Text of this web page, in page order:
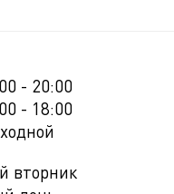
- 20:00
- 18:00
вторник